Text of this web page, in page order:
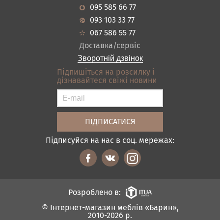
Достатня гнучкість.
Ортопедичний ефект.
Можливість скрутити (вказано на
упаковці).
Докладніше
Кухня
Передпокої
Ванна
Акціі
Новини
Гарантія
Кредит
Оплата і доставка
Відгуки
Контакти
Карта сайту
Умови покупки
095 585 66 77
093 103 33 77
067 586 55 77
Доставка/сервіс
Зворотній дзвінок
Підпишіться на розсилку і
дізнавайтеся свіжі новини
Підписуйся на нас в соц. мережах:
© Інтернет-магазин меблів «Барин»,
2010-2026 р.
Розроблено в: